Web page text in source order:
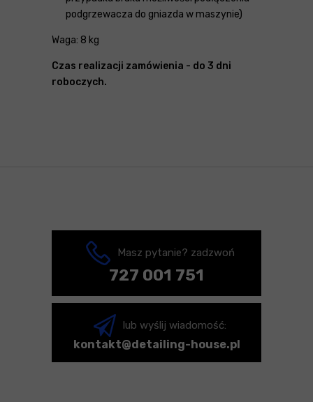
podgrzewacza do gniazda w maszynie)
Waga: 8 kg
Czas realizacji zamówienia - do 3 dni
roboczych.
Masz pytanie? zadzwoń
727 001 751
lub wyślij wiadomość:
kontakt@detailing-house.pl